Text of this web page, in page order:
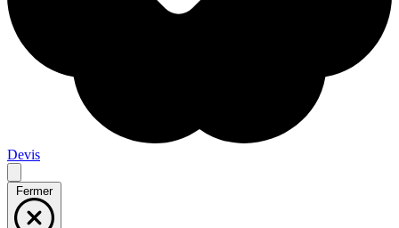
Devis
Fermer